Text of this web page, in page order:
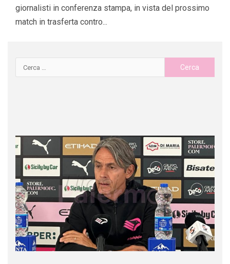
giornalisti in conferenza stampa, in vista del prossimo
match in trasferta contro...